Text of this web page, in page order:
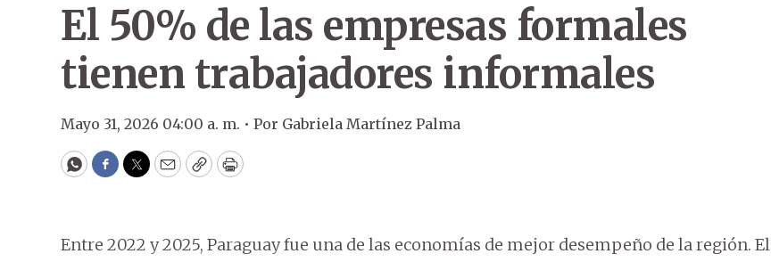
El 50% de las empresas formales
tienen trabajadores informales
Mayo 31, 2026 04:00 a. m. • Por Gabriela Martínez Palma
WhatsApp
Facebook
Twitter
EmailCopyPrint
Entre 2022 y 2025, Paraguay fue una de las economías de mejor desempeño de la región. El